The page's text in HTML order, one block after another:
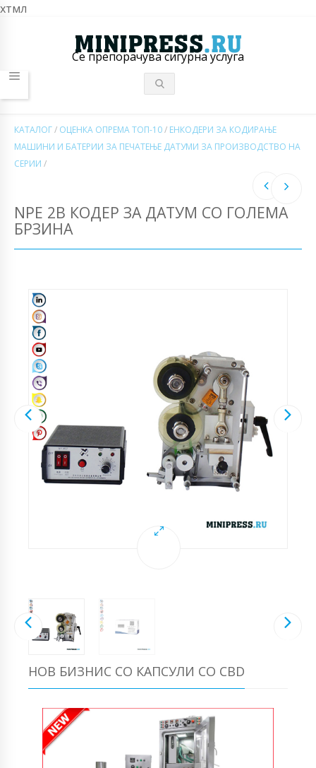
хтмл
Се препорачува сигурна услуга
КАТАЛОГ/ ОЦЕНКА ОПРЕМА ТОП-10/ ЕНКОДЕРИ ЗА КОДИРАЊЕ
МАШИНИ И БАТЕРИИ ЗА ПЕЧАТЕЊЕ ДАТУМИ ЗА ПРОИЗВОДСТВО НА
СЕРИИ /
NPE 2B КОДЕР ЗА ДАТУМ СО ГОЛЕМА
БРЗИНА
НОВ БИЗНИС СО КАПСУЛИ СО CBD